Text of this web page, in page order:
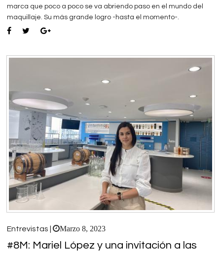
marca que poco a poco se va abriendo paso en el mundo del
maquillaje. Su más grande logro -hasta el momento-.
Entrevistas | Marzo 8, 2023
#8M: Mariel López y una invitación a las